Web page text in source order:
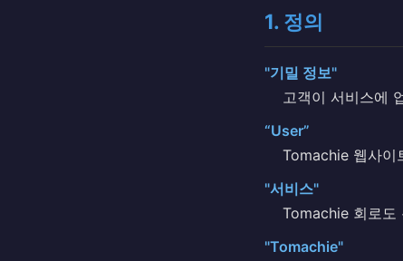
1. 정의
"기밀 정보"
고객이 서비스에
“User”
Tomachie 웹사이
"서비스"
Tomachie 회로도
"Tomachie"